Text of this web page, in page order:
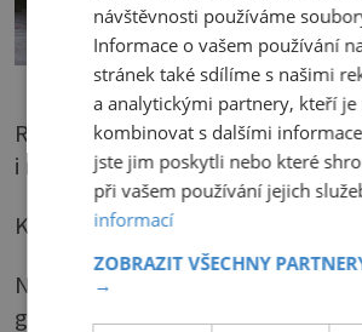
Rozmanité obilné vločky se dají
i nádivek, kde chuťově neruší ani
Kde brát glukózu?
Nejlepším zdrojem jsou
glukóza uvolňuje během trávení
návštěvnosti používáme
Informace o vašem používání
stránek také sdílíme s našimi
a analytickými partnery, kteří
kombinovat s dalšími
jste jim poskytli nebo které
při vašem používání jejich
informací
ZOBRAZIT VŠECHNY
→